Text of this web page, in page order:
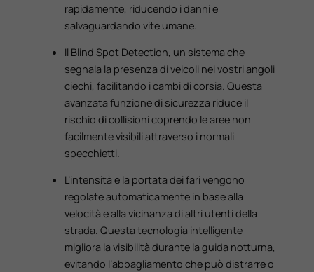
rapidamente, riducendo i danni e
salvaguardando vite umane.
Il Blind Spot Detection, un sistema che
segnala la presenza di veicoli nei vostri angoli
ciechi, facilitando i cambi di corsia. Questa
avanzata funzione di sicurezza riduce il
rischio di collisioni coprendo le aree non
facilmente visibili attraverso i normali
specchietti.
L’intensità e la portata dei fari vengono
regolate automaticamente in base alla
velocità e alla vicinanza di altri utenti della
strada. Questa tecnologia intelligente
migliora la visibilità durante la guida notturna,
evitando l’abbagliamento che può distrarre o